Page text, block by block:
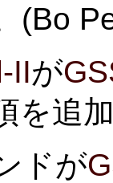
(Bo
IIが
を追
ドが